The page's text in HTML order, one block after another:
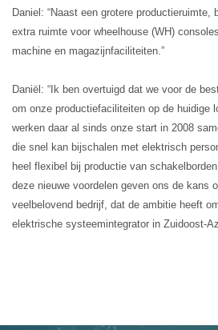
Daniel: “Naast een grotere productieruimte,
extra ruimte voor wheelhouse (WH)
machine en magazijnfaciliteiten.”
Daniël: “Ik ben overtuigd dat we voor de
om onze productiefaciliteiten op de huidige
werken daar al sinds onze start in 2008
die snel kan bijschalen met elektrisch
heel flexibel bij productie van
deze nieuwe voordelen geven ons de kans
veelbelovend bedrijf, dat de ambitie heeft
elektrische systeemintegrator in Zuidoost-